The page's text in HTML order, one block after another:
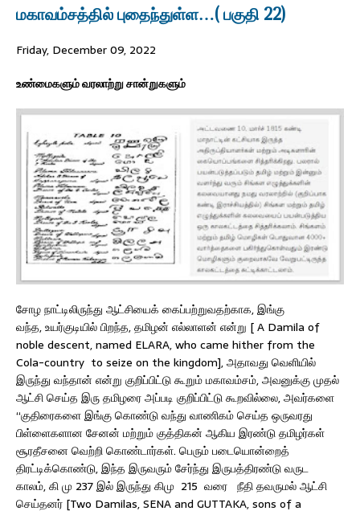
மகாவம்சத்தில் புதைந்துள்ள…( பகுதி 22)
Friday, December 09, 2022
உண்மைகளும் வரலாற்று சான்றுகளும்
சோழ நாட்டிலிருந்து ஆட்சியைக் கைப்பற்றுவதற்காக, இங்கு
வந்த, உயர்குடியில் பிறந்த, தமிழன் எல்லாளன் என்று [ A Damila of
noble descent, named ELARA, who came hither from the
Cola-country to seize on the kingdom], அதாவது வெளியில்
இருந்து வந்தான் என்று குறிப்பிட்டு கூறும் மகாவம்சம், அவனுக்கு முதல்
ஆட்சி செய்த இரு தமிழரை அப்படி குறிப்பிட்டு கூறவில்லை, அவர்களை
“குதிரைகளை இங்கு கொண்டு வந்து வாணிகம் செய்த ஒருவரது
பிள்ளைகளான சேனன் மற்றும் குத்திகன் ஆகிய இரண்டு தமிழர்கள்
சூரதீசனை வெற்றி கொண்டார்கள். பெரும் படையொன்றைத்
திரட்டிக்கொண்டு, இந்த இருவரும் சேர்ந்து இருபத்திரண்டு வருட
காலம், கி மு 237 இல் இருந்து கிமு 215 வரை நீதி தவருமல் ஆட்சி
செய்தனர் [Two Damilas, SENA and GUTTAKA, sons of a